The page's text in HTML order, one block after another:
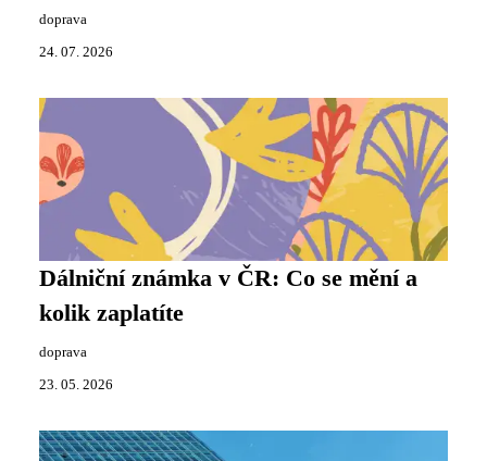
doprava
24. 07. 2026
Dálniční známka v ČR: Co se mění a
kolik zaplatíte
doprava
23. 05. 2026